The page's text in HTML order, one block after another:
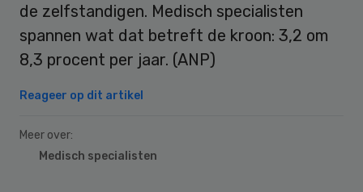
de zelfstandigen. Medisch specialisten
spannen wat dat betreft de kroon: 3,2 om
8,3 procent per jaar. (ANP)
Reageer op dit artikel
Meer over:
Medisch specialisten